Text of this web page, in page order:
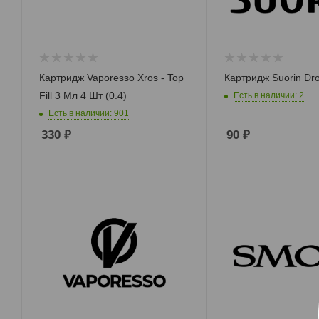
Картридж Vaporesso Xros - Top
Fill 3 Мл 4 Шт (0.4)
Есть в наличии: 901
330 ₽
Картридж Suorin
Есть в наличии: 2
90₽